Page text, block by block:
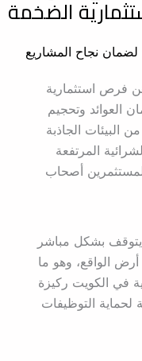
الضخمة
نجاح المشاريع
فرص استثمارية
العوائد وتحجيم
البيئات الجاذبة
المرتفعة
أصحاب
بشكل مباشر
الواقع، وهو ما
في الكويت ركيزة
التوظيفات